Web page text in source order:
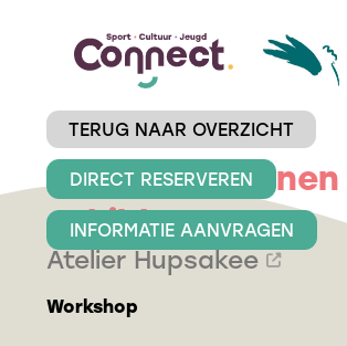
TERUG NAAR OVERZICHT
DIRECT RESERVEREN
INFORMATIE AANVRAGEN
Emoties
schilderen
Atelier Hupsakee
Workshop